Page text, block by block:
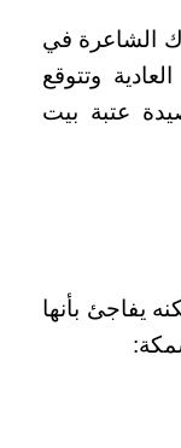
الشاعرة في
وتتوقع
عتبة بيت
يفاجئ بأنها